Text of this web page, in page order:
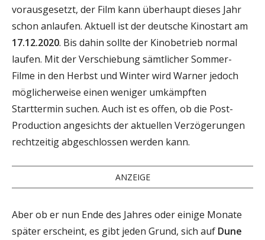
vorausgesetzt, der Film kann überhaupt dieses Jahr
schon anlaufen. Aktuell ist der deutsche Kinostart am
17.12.2020. Bis dahin sollte der Kinobetrieb normal
laufen. Mit der Verschiebung sämtlicher Sommer-
Filme in den Herbst und Winter wird Warner jedoch
möglicherweise einen weniger umkämpften
Starttermin suchen. Auch ist es offen, ob die Post-
Production angesichts der aktuellen Verzögerungen
rechtzeitig abgeschlossen werden kann.
ANZEIGE
Aber ob er nun Ende des Jahres oder einige Monate
später erscheint, es gibt jeden Grund, sich auf Dune